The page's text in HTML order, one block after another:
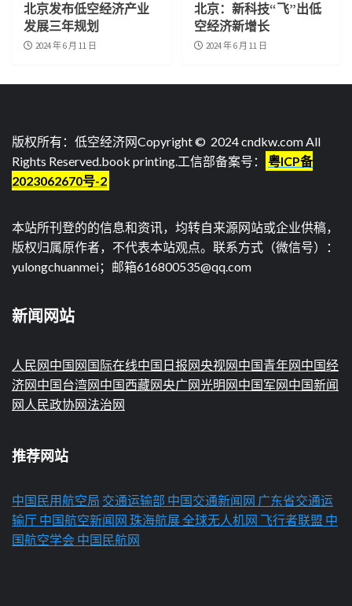
北京发布低空经济产业
发展三年规划
2024 年 6 月 11 日
北京：新科技“飞”出低
空经济新增长
2024 年 6 月 11 日
版权所有：低空经济网Copyright © 2024 cndkw.com All
Rights Reserved.book printing.工信部备案号：
粤ICP备
2023062670号-2
本站所刊登的的信息和资讯，均转自来源网站或企业供稿，
版权归属原作者，不代表本站观点。联系方式（微信号）：
yulongchuanmei；邮箱616800535@qq.com
新闻网站
人民网中国网 国际在线中国日报网央视网中国青年网中国经
济网中国台湾网中国西藏网央广网光明网中国军网中国新闻
网 人民政协网法治网
推荐网站
中国民用航空局 交通运输部 中国交通新闻网 广东省交通运
输厅 中国航空新闻网 珠海航展全球无人机网 飞行者联盟 中
国航空学会 中国民航网